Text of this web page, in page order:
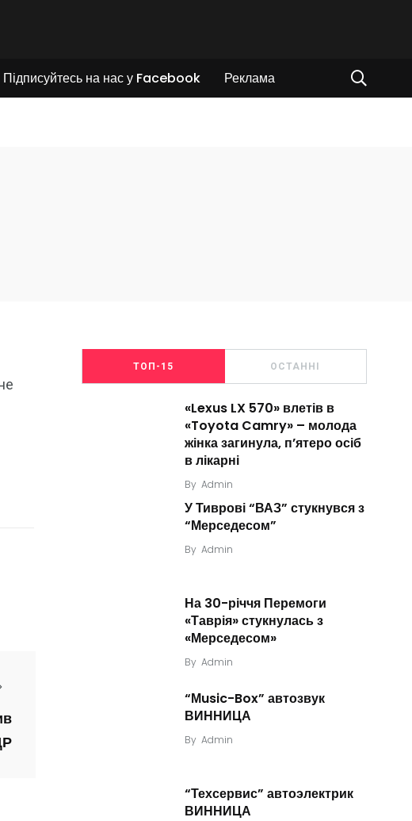
Підписуйтесь на нас у Facebook Реклама
ТОП-15 ОСТАННІ
«Lexus LX 570» влетів в
«Toyota Camry» – молода
жінка загинула, п’ятеро осіб
в лікарні
By Admin
У Тиврові “ВАЗ” стукнувся з
“Мерседесом”
By Admin
На 30-річчя Перемоги
«Таврія» стукнулась з
«Мерседесом»
By Admin
“Мusic-Box” автозвук
ВИННИЦА
By Admin
“Техсервис” автоэлектрик
ВИННИЦА